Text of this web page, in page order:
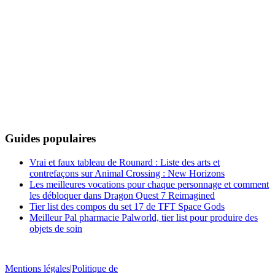
Guides populaires
Vrai et faux tableau de Rounard : Liste des arts et
contrefaçons sur Animal Crossing : New Horizons
Les meilleures vocations pour chaque personnage et comment
les débloquer dans Dragon Quest 7 Reimagined
Tier list des compos du set 17 de TFT Space Gods
Meilleur Pal pharmacie Palworld, tier list pour produire des
objets de soin
Mentions légales|Politique de